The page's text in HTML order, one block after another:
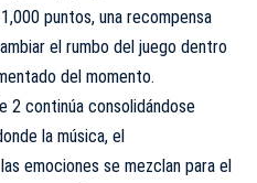
puntos, una recompensa
el rumbo del juego dentro
del momento.
2 continúa consolidándose
la música, el
emociones se mezclan para el